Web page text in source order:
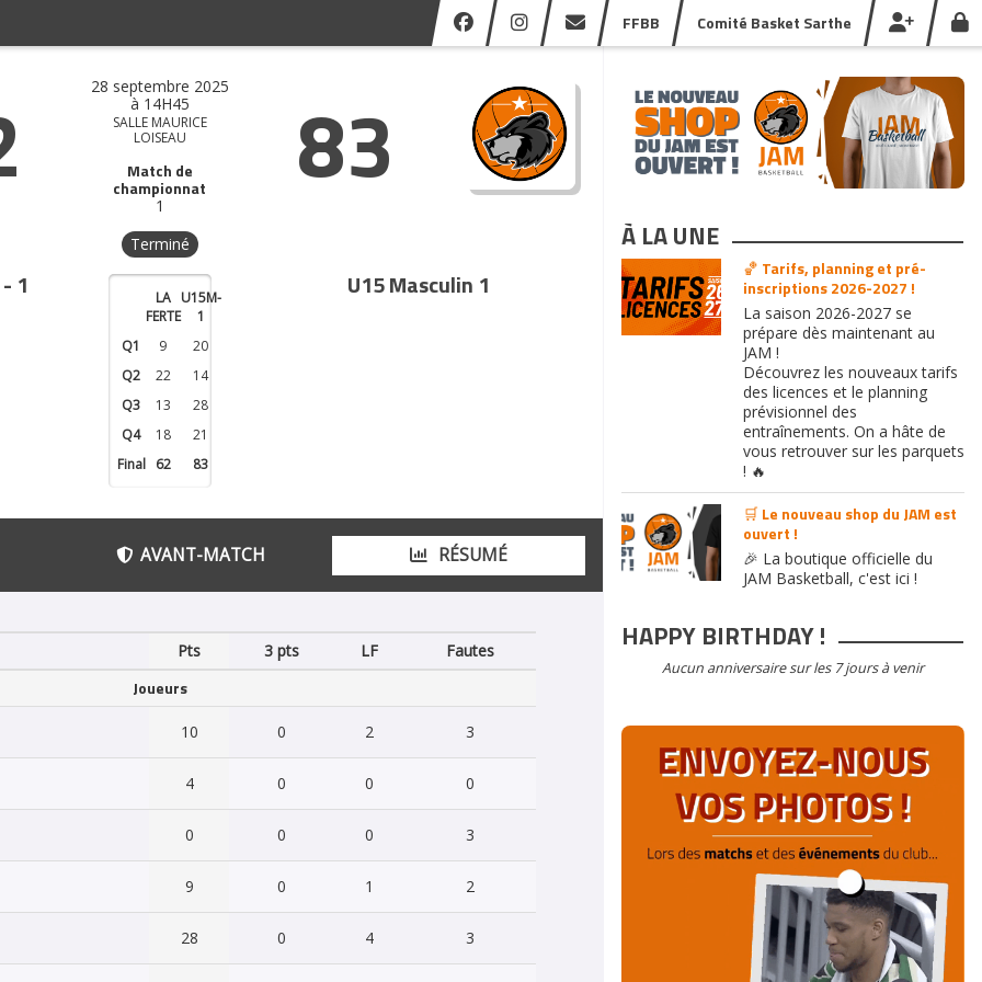
FFBB Comité Basket Sarthe
28 septembre 2025
à 14H45
SALLE MAURICE
LOISEAU
Match de
championnat
1
Terminé
83
1 U15 Masculin 1
LA
FERTE
U15M-
1
Q1
9
20
Q2
22
14
Q3
13
28
Q4
18
21
Final
62 83
AVANT-MATCH RÉSUMÉ
Pts 3 pts LF Fautes
Joueurs
10 0 2 3
4 0 0 0
0 0 0 3
9 0 1 2
28 0 4 3
À LA UNE
🏀 Tarifs, planning et pré-
inscriptions 2026-2027 !
La saison 2026-2027 se
prépare dès maintenant au
JAM !
Découvrez les nouveaux tarifs
des licences et le planning
prévisionnel des
entraînements. On a hâte de
vous retrouver sur les parquets
! 🔥
🛒 Le nouveau shop du JAM est
ouvert !
🎉 La boutique officielle du
JAM Basketball, c'est ici !
HAPPY BIRTHDAY !
Aucun anniversaire sur les 7 jours à venir